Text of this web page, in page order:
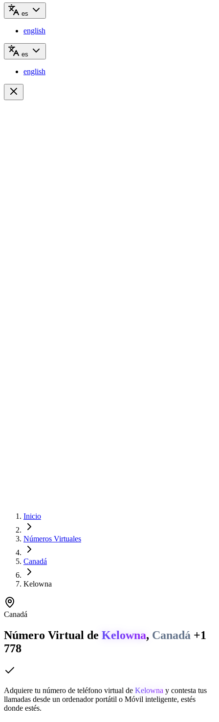
es
english
es
english
Inicio
Números Virtuales
Canadá
Kelowna
Canadá
Número Virtual de Kelowna, Canadá +1
778
Adquiere tu número de teléfono virtual de Kelowna y contesta tus
llamadas desde un ordenador portátil o Móvil inteligente, estés
donde estés.